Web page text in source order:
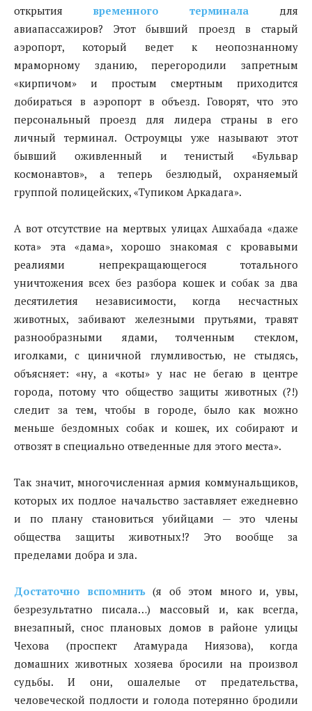
открытия временного терминала для
авиапассажиров? Этот бывший проезд в старый
аэропорт, который ведет к неопознанному
мраморному зданию, перегородили запретным
«кирпичом» и простым смертным приходится
добираться в аэропорт в объезд. Говорят, что это
персональный проезд для лидера страны в его
личный терминал. Остроумцы уже называют этот
бывший оживленный и тенистый «Бульвар
космонавтов», а теперь безлюдый, охраняемый
группой полицейских, «Тупиком Аркадага».
А вот отсутствие на мертвых улицах Ашхабада «даже
кота» эта «дама», хорошо знакомая с кровавыми
реалиями непрекращающегося тотального
уничтожения всех без разбора кошек и собак за два
десятилетия независимости, когда несчастных
животных, забивают железными прутьями, травят
разнообразными ядами, толченным стеклом,
иголками, с циничной глумливостью, не стыдясь,
объясняет: «ну, а «коты» у нас не бегаю в центре
города, потому что общество защиты животных (?!)
следит за тем, чтобы в городе, было как можно
меньше бездомных собак и кошек, их собирают и
отвозят в специально отведенные для этого места».
Так значит, многочисленная армия коммунальщиков,
которых их подлое начальство заставляет ежедневно
и по плану становиться убийцами — это члены
общества защиты животных!? Это вообще за
пределами добра и зла.
Достаточно вспомнить(я об этом много и, увы,
безрезультатно писала…) массовый и, как всегда,
внезапный, снос плановых домов в районе улицы
Чехова (проспект Атамурада Ниязова), когда
домашних животных хозяева бросили на произвол
судьбы. И они, ошалелые от предательства,
человеческой подлости и голода потерянно бродили